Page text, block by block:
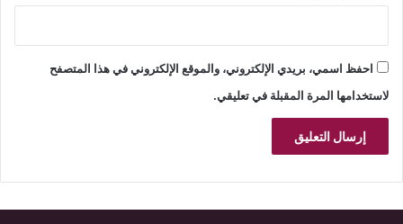
احفظ اسمي، بريدي الإلكتروني، والموقع الإلكتروني في هذا المتصفح
لاستخدامها المرة المقبلة في تعليقي.